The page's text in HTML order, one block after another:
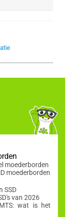
moederborden
moederborden
SSD
van 2026
wat is het